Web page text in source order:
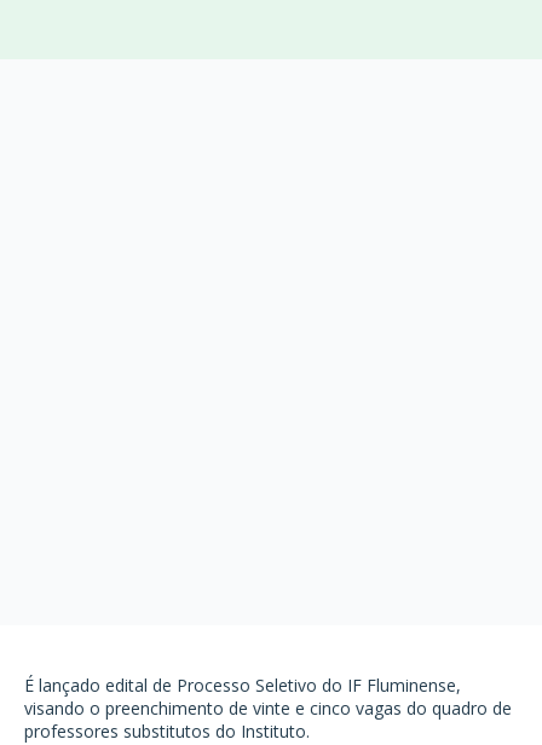
É lançado edital de Processo Seletivo do IF Fluminense,
visando o preenchimento de vinte e cinco vagas do quadro de
professores substitutos do Instituto.